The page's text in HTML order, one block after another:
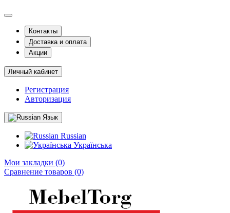
Контакты
Доставка и оплата
Акции
Личный кабинет
Регистрация
Авторизация
Язык
Russian
Українська
Мои закладки (0)
Сравнение товаров (0)